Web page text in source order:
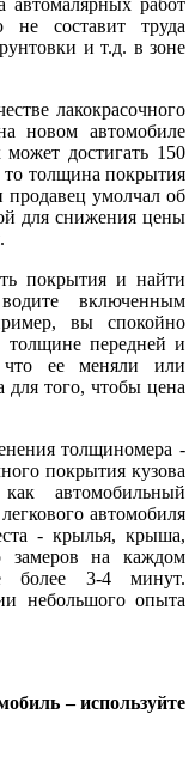
составит труда
и т.д. в зоне
лакокрасочного
новом автомобиле
достигать 150
толщина покрытия
продавец умолчал об
для снижения цены
покрытия и найти
включенным
вы спокойно
толщине передней и
что ее меняли или
для того, чтобы цена
толщиномера -
покрытия кузова
автомобильный
автомобиля
- крылья, крыша,
замеров на каждом
более 3-4 минут.
небольшого опыта
– используйте